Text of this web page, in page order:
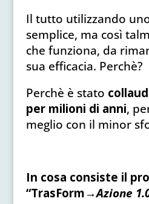
Il tutto utilizzando
semplice, ma così
che funziona, da
sua efficacia. Perchè?
Perchè è stato
per milioni di anni,
meglio con il minor
In cosa consiste il
“TrasForm→Azione